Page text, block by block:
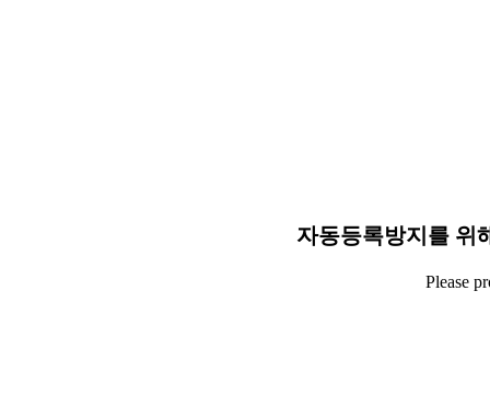
자동등록방지를 위
Please